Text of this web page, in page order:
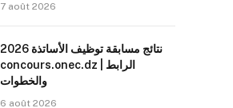
7 août 2026
نتائج مسابقة توظيف الأساتذة 2026
concours.onec.dz | الرابط
والخطوات
6 août 2026